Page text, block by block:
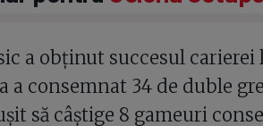
a obținut succesul carierei
a consemnat 34 de duble
să câștige 8 gameuri